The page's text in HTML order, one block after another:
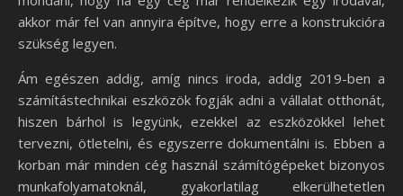
akkor már fel van annyira építve, hogy erre a konstrukcióra
szükség legyen.
Ám egészen addig, amíg nincs iroda, addig 2019-ben a
számítástechnikai eszközök fogják adni a vállalat otthonát,
hiszen bárhol is legyünk, ezekkel az eszközökkel lehet
tervezni, ötletelni, és egyszerre dokumentálni is. Ebben a
korban már minden cég használ számítógépeket bizonyos
munkafolyamatoknál, gyakorlatilag elkerülhetetlen